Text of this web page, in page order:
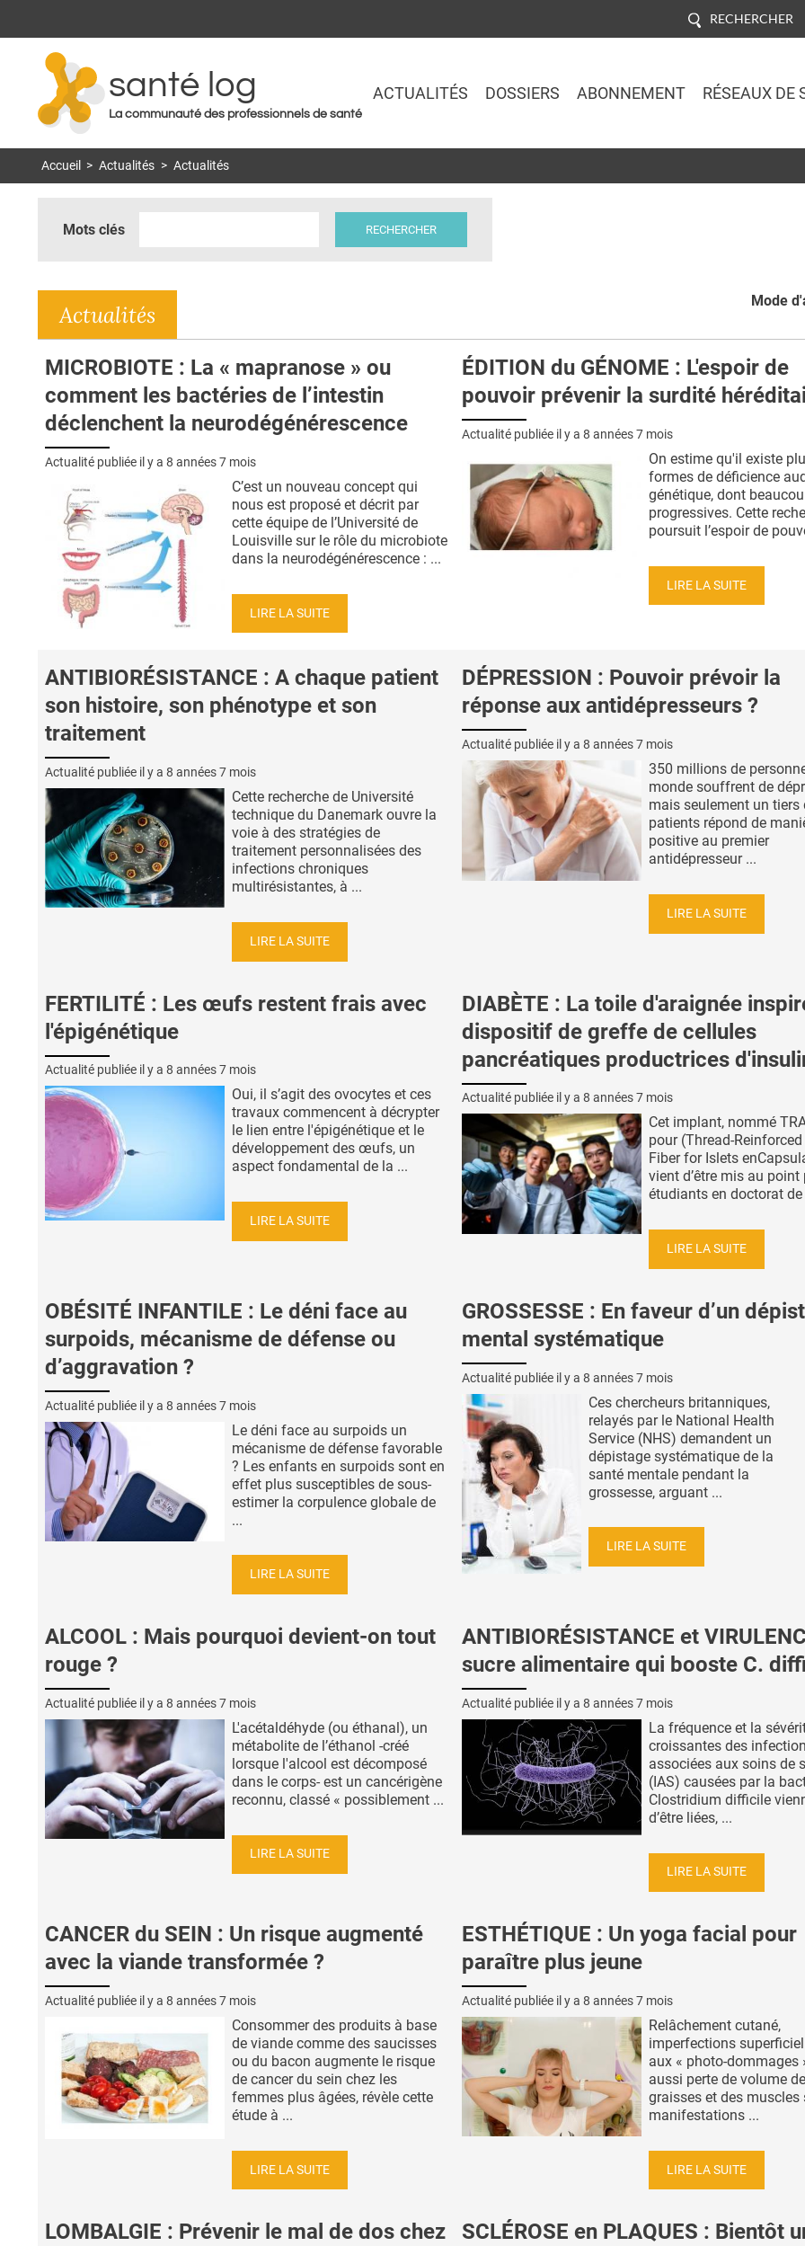
RECHERCHER
santé log
La communauté des professionnels de santé
ACTUALITÉS DOSSIERS ABONNEMENT RÉSEAUX DE
Accueil > Actualités > Actualités
Mots clés
Mode
Actualités
MICROBIOTE : La « mapranose » ou
comment les bactéries de l’intestin
déclenchent la neurodégénérescence
Actualité publiée il y a 8 années 7 mois
C’est un nouveau concept qui
nous est proposé et décrit par
cette équipe de l’Université de
Louisville sur le rôle du microbiote
dans la neurodégénérescence : ...
LIRE LA SUITE
ÉDITION du GÉNOME : L'espoir de
pouvoir prévenir la surdité
Actualité publiée il y a 8 années 7 mois
On estime qu'il existe
formes de déficience
génétique, dont
progressives. Cette
poursuit l’espoir de
LIRE LA SUITE
ANTIBIORÉSISTANCE : A chaque patient
son histoire, son phénotype et son
traitement
Actualité publiée il y a 8 années 7 mois
Cette recherche de Université
technique du Danemark ouvre la
voie à des stratégies de
traitement personnalisées des
infections chroniques
multirésistantes, à ...
LIRE LA SUITE
DÉPRESSION : Pouvoir prévoir la
réponse aux antidépresseurs ?
Actualité publiée il y a 8 années 7 mois
350 millions de
monde souffrent de
mais seulement un tiers
patients répond de
positive au premier
antidépresseur ...
LIRE LA SUITE
FERTILITÉ : Les œufs restent frais avec
l'épigénétique
Actualité publiée il y a 8 années 7 mois
Oui, il s’agit des ovocytes et ces
travaux commencent à décrypter
le lien entre l'épigénétique et le
développement des œufs, un
aspect fondamental de la ...
LIRE LA SUITE
DIABÈTE : La toile d'araignée
dispositif de greffe de cellules
pancréatiques productrices
Actualité publiée il y a 8 années 7 mois
Cet implant, nommé
pour (Thread-
Fiber for Islets
vient d’être mis au point
étudiants en doctorat de
LIRE LA SUITE
OBÉSITÉ INFANTILE : Le déni face au
surpoids, mécanisme de défense ou
d’aggravation ?
Actualité publiée il y a 8 années 7 mois
Le déni face au surpoids un
mécanisme de défense favorable
? Les enfants en surpoids sont en
effet plus susceptibles de sous-
estimer la corpulence globale de
...
LIRE LA SUITE
GROSSESSE : En faveur d’un
mental systématique
Actualité publiée il y a 8 années 7 mois
Ces chercheurs britanniques,
relayés par le National Health
Service (NHS) demandent un
dépistage systématique de la
santé mentale pendant la
grossesse, arguant ...
LIRE LA SUITE
ALCOOL : Mais pourquoi devient-on tout
rouge ?
Actualité publiée il y a 8 années 7 mois
L'acétaldéhyde (ou éthanal), un
métabolite de l’éthanol -créé
lorsque l'alcool est décomposé
dans le corps- est un cancérigène
reconnu, classé « possiblement ...
LIRE LA SUITE
ANTIBIORÉSISTANCE et
sucre alimentaire qui booste C.
Actualité publiée il y a 8 années 7 mois
La fréquence et la
croissantes des
associées aux soins de
(IAS) causées par la
Clostridium difficile
d’être liées, ...
LIRE LA SUITE
CANCER du SEIN : Un risque augmenté
avec la viande transformée ?
Actualité publiée il y a 8 années 7 mois
Consommer des produits à base
de viande comme des saucisses
ou du bacon augmente le risque
de cancer du sein chez les
femmes plus âgées, révèle cette
étude à ...
LIRE LA SUITE
ESTHÉTIQUE : Un yoga facial pour
paraître plus jeune
Actualité publiée il y a 8 années 7 mois
Relâchement cutané,
imperfections
aux « photo-dommages
aussi perte de volume
graisses et des muscles
manifestations ...
LIRE LA SUITE
LOMBALGIE : Prévenir le mal de dos chez
SCLÉROSE en PLAQUES : Bientôt